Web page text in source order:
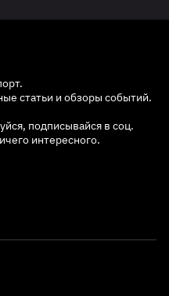
статьи и обзоры событий.
подписывайся в соц.
интересного.